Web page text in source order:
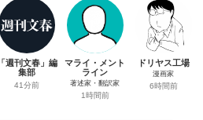
「週刊文春」編
集部
41分前
マライ・メント
ライン
著述家・翻訳家
1時間前
ドリヤス工場
漫画家
6時間前